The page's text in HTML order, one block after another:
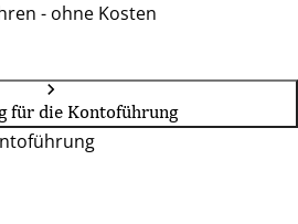
- ohne Kosten
für die Kontoführung